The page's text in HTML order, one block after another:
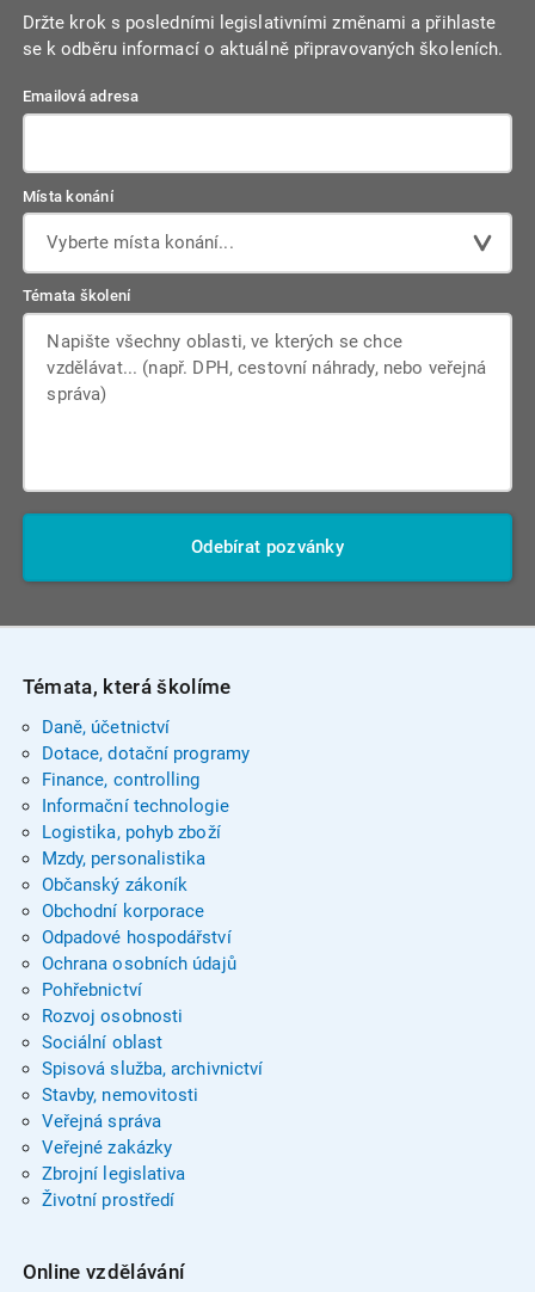
Držte krok s posledními legislativními změnami a přihlaste
se k odběru informací o aktuálně připravovaných školeních.
Emailová adresa
Místa konání
Vyberte místa konání...
Témata školení
Odebírat pozvánky
Témata, která školíme
Daně, účetnictví
Dotace, dotační programy
Finance, controlling
Informační technologie
Logistika, pohyb zboží
Mzdy, personalistika
Občanský zákoník
Obchodní korporace
Odpadové hospodářství
Ochrana osobních údajů
Pohřebnictví
Rozvoj osobnosti
Sociální oblast
Spisová služba, archivnictví
Stavby, nemovitosti
Veřejná správa
Veřejné zakázky
Zbrojní legislativa
Životní prostředí
Online vzdělávání